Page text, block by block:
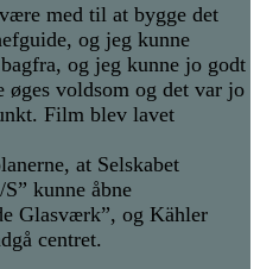
med til at bygge det
og jeg kunne
og jeg kunne jo godt
voldsom og det var jo
Film blev lavet
at Selskabet
kunne åbne
Glasværk”, og Kähler
centret.